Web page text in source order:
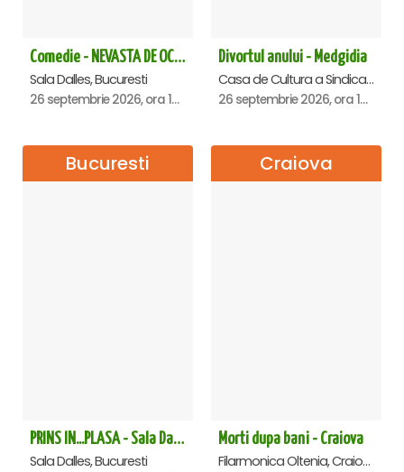
Comedie - NEVASTA DE OCAZIE !!!
Sala Dalles, Bucuresti
26 septembrie 2026, ora 19:00
Divortul anului - Medgidia
Casa de Cultura a Sindicatelor Lucian Grigorescu, Medgidia
26 septembrie 2026, ora 19:00
Bucuresti
PRINS IN...PLASA - Sala Dalles
Sala Dalles, Bucuresti
Craiova
Morti dupa bani - Craiova
Filarmonica Oltenia, Craiova